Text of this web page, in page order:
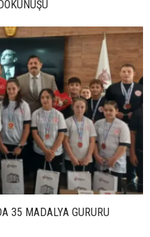
35 MADALYA GURURU